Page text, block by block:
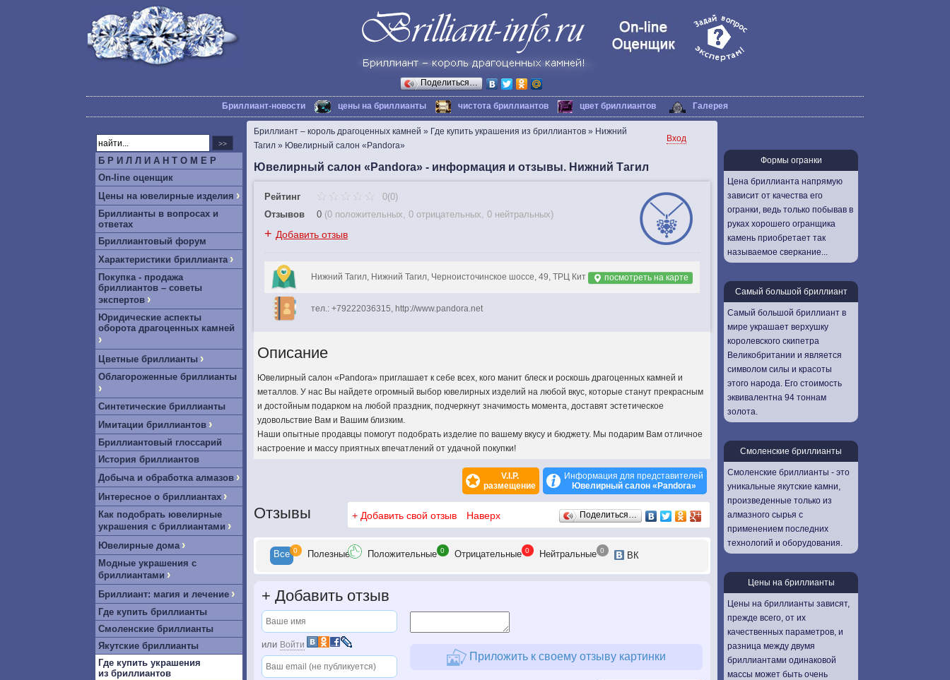
Поделиться…
Бриллиант-новости цены на бриллианты чистота бриллиантов цвет бриллиантов Галерея
Б Р И Л Л И А Н Т О М Е Р
On-line оценщик
Цены на ювелирные изделия ›
Бриллианты в вопросах и
ответах
Бриллиантовый форум
Характеристики бриллианта ›
Покупка - продажа
бриллиантов – советы
экспертов ›
Юридические аспекты
оборота драгоценных камней
›
Цветные бриллианты ›
Облагороженные бриллианты
›
Синтетические бриллианты
Имитации бриллиантов ›
Бриллиантовый глоссарий
История бриллиантов
Добыча и обработка алмазов ›
Интересное о бриллиантах ›
Как подобрать ювелирные
украшения с бриллиантами ›
Ювелирные дома ›
Модные украшения с
бриллиантами ›
Бриллиант: магия и лечение ›
Где купить бриллианты
Смоленские бриллианты
Якутские бриллианты
Где купить украшения
из бриллиантов
Бриллиант – король драгоценных камней » Где купить украшения из бриллиантов » Нижний
Тагил » Ювелирный салон «Pandora»
Вход
Ювелирный салон «Pandora» - информация и отзывы. Нижний Тагил
Рейтинг
0(0)
Отзывов
0 (0 положительных, 0 отрицательных, 0 нейтральных)
+ Добавить отзыв
Нижний Тагил, Нижний Тагил, Черноисточинское шоссе, 49, ТРЦ Кит посмотреть на карте
тел.: +79222036315, http://www.pandora.net
Описание
Ювелирный салон «Pandora» приглашает к себе всех, кого манит блеск и роскошь драгоценных камней и
металлов. У нас Вы найдете огромный выбор ювелирных изделий на любой вкус, которые станут прекрасным
и достойным подарком на любой праздник, подчеркнут значимость момента, доставят эстетическое
удовольствие Вам и Вашим близким.
Наши опытные продавцы помогут подобрать изделие по вашему вкусу и бюджету. Мы подарим Вам отличное
настроение и массу приятных впечатлений от удачной покупки!
V.I.P.
размещение
Информация для представителей
Ювелирный салон «Pandora»
Отзывы + Добавить свой отзыв Наверх Поделиться…
Все 0 Полезные Положительные 0 Отрицательные 0 Нейтральные 0 ВК
+ Добавить отзыв
или Войти
Приложить к своему отзыву картинки
Формы огранки
Цена бриллианта напрямую
зависит от качества его
огранки, ведь только побывав в
руках хорошего огранщика
камень приобретает так
называемое сверкание...
Самый большой бриллиант
Самый большой бриллиант в
мире украшает верхушку
королевского скипетра
Великобритании и является
символом силы и красоты
этого народа. Его стоимость
эквивалентна 94 тоннам
золота.
Смоленские бриллианты
Смоленские бриллианты - это
уникальные якутские камни,
произведенные только из
алмазного сырья с
применением последних
технологий и оборудования.
Цены на бриллианты
Цены на бриллианты зависят,
прежде всего, от их
качественных параметров, и
разница между двумя
бриллиантами одинаковой
массы может быть очень